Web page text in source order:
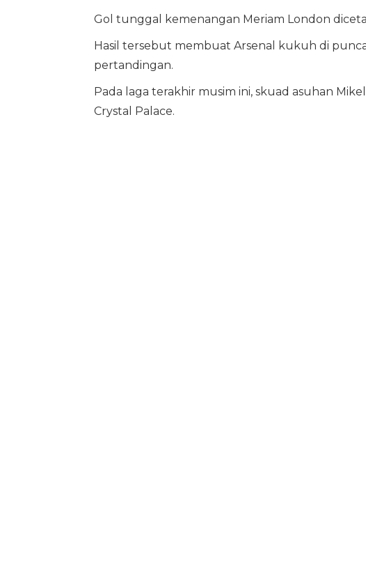
Gol tunggal kemenangan Meriam London
Hasil tersebut membuat Arsenal kukuh di
pertandingan.
Pada laga terakhir musim ini, skuad asuhan
Crystal Palace.